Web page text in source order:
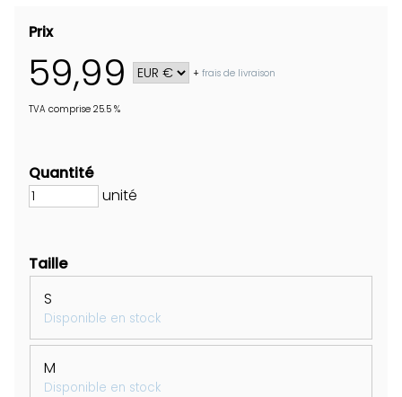
Prix
59,99 +frais de livraison
TVA comprise 25.5 %
Quantité
unité
Taille
S
Disponible en stock
M
Disponible en stock